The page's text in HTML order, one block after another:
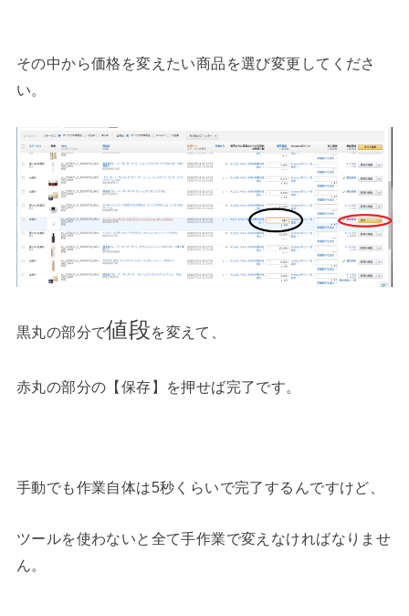
その中から価格を変えたい商品を選び変更してくださ
い。
黒丸の部分で値段を変えて、
赤丸の部分の【保存】を押せば完了です。
手動でも作業自体は5秒くらいで完了するんですけど、
ツールを使わないと全て手作業で変えなければなりませ
ん。